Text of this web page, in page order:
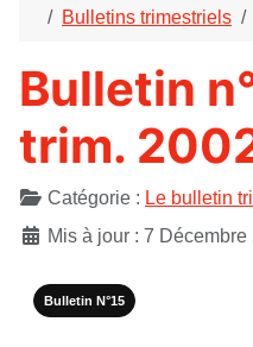
Bulletins trimestriels
Bulletin
trim.
DétailsCatégorie : Le bulletin
Mis à jour : 7 Décembre
Bulletin N°15